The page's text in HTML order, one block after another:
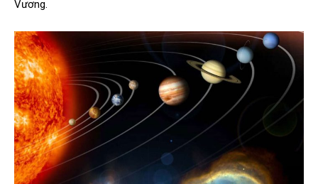
Vương.